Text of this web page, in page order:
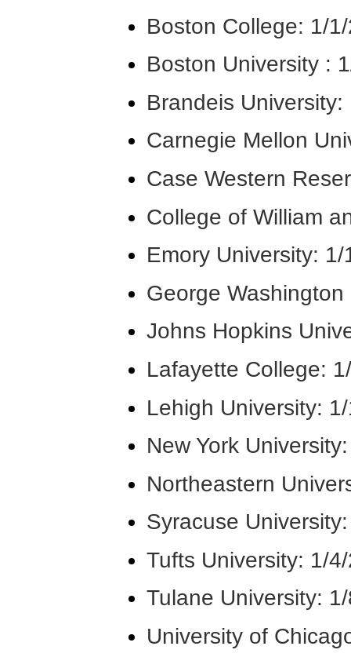
Boston College: 1/
Boston University :
Brandeis
Carnegie Mellon
Case Western
College of William
Emory University:
George
Johns Hopkins
Lafayette College:
Lehigh University:
New York
Northeastern
Syracuse
Tufts University: 1/
Tulane University:
University of